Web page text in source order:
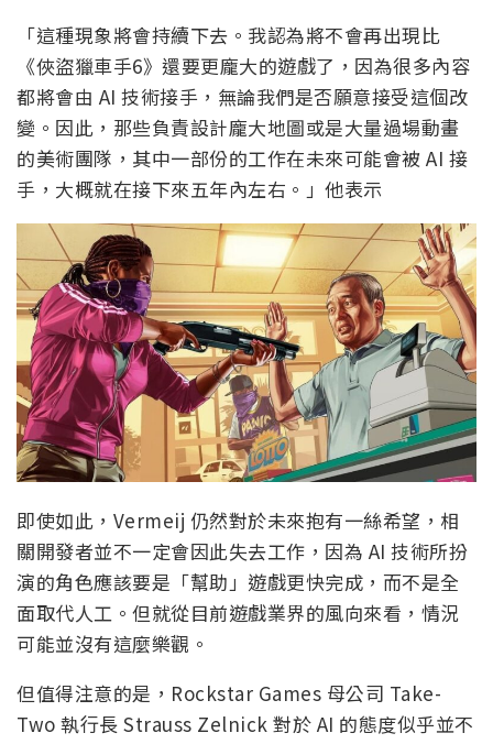
「這種現象將會持續下去。我認為將不會再出現比
《俠盜獵車手6》還要更龐大的遊戲了，因為很多內容
都將會由 AI 技術接手，無論我們是否願意接受這個改
變。因此，那些負責設計龐大地圖或是大量過場動畫
的美術團隊，其中一部份的工作在未來可能會被 AI 接
手，大概就在接下來五年內左右。」他表示
即使如此，Vermeij 仍然對於未來抱有一絲希望，相
關開發者並不一定會因此失去工作，因為 AI 技術所扮
演的角色應該要是「幫助」遊戲更快完成，而不是全
面取代人工。但就從目前遊戲業界的風向來看，情況
可能並沒有這麼樂觀。
但值得注意的是，Rockstar Games 母公司 Take-
Two 執行長 Strauss Zelnick 對於 AI 的態度似乎並不